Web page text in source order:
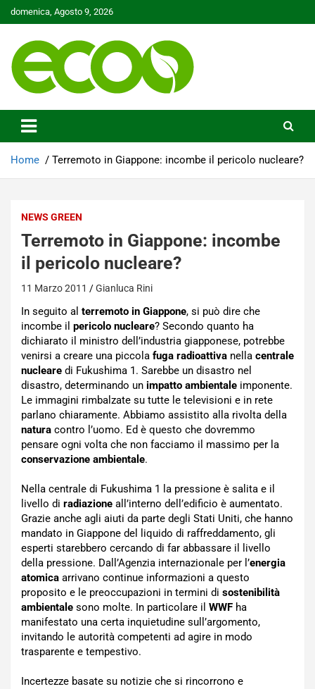
Skip
to
domenica, Agosto 9, 2026
Ecoo.it
Home Terremoto in Giappone: incombe il pericolo nucleare?
NEWS GREEN
Terremoto in Giappone: incombe
il pericolo nucleare?
11 Marzo 2011 Gianluca Rini
In seguito al terremoto in Giappone, si può dire che
incombe il pericolo nucleare? Secondo quanto ha
dichiarato il ministro dell’industria giapponese, potrebbe
venirsi a creare una piccola fuga radioattiva nella centrale
nucleare di Fukushima 1. Sarebbe un disastro nel
disastro, determinando un impatto ambientale imponente.
Le immagini rimbalzate su tutte le televisioni e in rete
parlano chiaramente. Abbiamo assistito alla rivolta della
natura contro l’uomo. Ed è questo che dovremmo
pensare ogni volta che non facciamo il massimo per la
conservazione ambientale.
Nella centrale di Fukushima 1 la pressione è salita e il
livello di radiazione all’interno dell’edificio è aumentato.
Grazie anche agli aiuti da parte degli Stati Uniti, che hanno
mandato in Giappone del liquido di raffreddamento, gli
esperti starebbero cercando di far abbassare il livello
della pressione. Dall’Agenzia internazionale per l’energia
atomica arrivano continue informazioni a questo
proposito e le preoccupazioni in termini di sostenibilità
ambientale sono molte. In particolare il WWF ha
manifestato una certa inquietudine sull’argomento,
invitando le autorità competenti ad agire in modo
trasparente e tempestivo.
Incertezze basate su notizie che si rincorrono e